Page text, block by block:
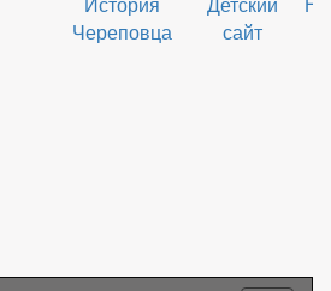
Череповца
сайт